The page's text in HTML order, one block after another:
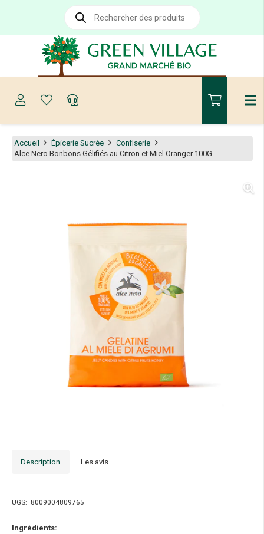
Recherche
produits
Accueil Épicerie Sucrée
Confiserie
Alce Nero Bonbons Gélifiés au Citron et Miel Oranger 100G
Description Les avis
UGS: 8009004809765
Ingrédients: